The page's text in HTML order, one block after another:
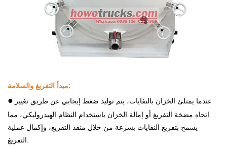
مبدأ التفريغ والسلامة:
● عندما يمتلئ الخزان بالنفايات، يتم توليد ضغط إيجابي عن طريق تغيير
اتجاه مضخة التفريغ أو إمالة الخزان باستخدام النظام الهيدروليكي، مما
يسمح بتفريغ النفايات بسرعة من خلال منفذ التفريغ، وإكمال عملية
التفريغ.